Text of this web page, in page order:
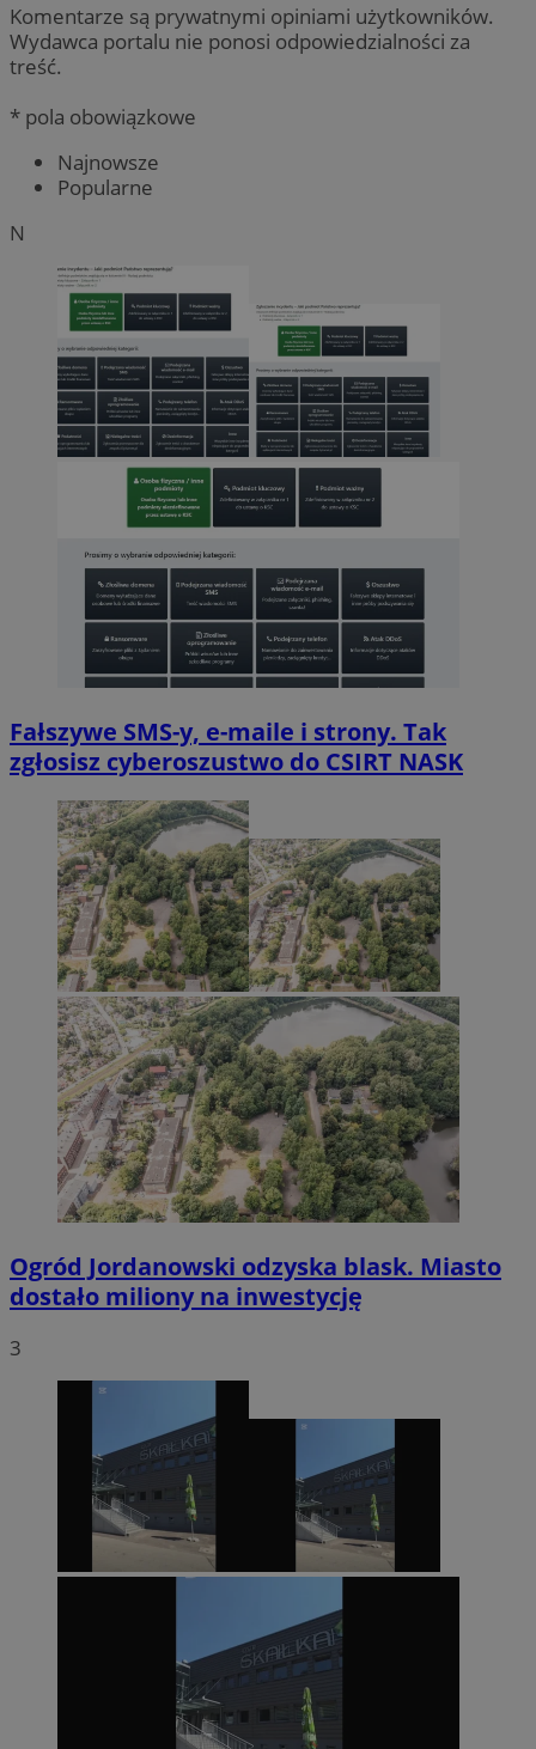
Komentarze są prywatnymi opiniami użytkowników.
Wydawca portalu nie ponosi odpowiedzialności za
treść.
* pola obowiązkowe
Najnowsze
Popularne
N
Fałszywe SMS-y, e-maile i strony. Tak
zgłosisz cyberoszustwo do CSIRT NASK
Ogród Jordanowski odzyska blask. Miasto
dostało miliony na inwestycję
3